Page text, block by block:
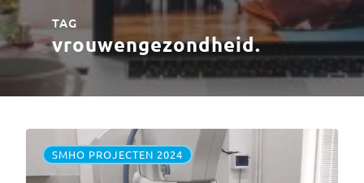
TAG
vrouwengezondheid.
SMHO PROJECTEN 2024